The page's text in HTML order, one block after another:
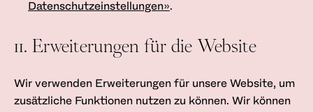
Datenschutzeinstellungen».
11. Erweiterungen für die Website
Wir verwenden Erweiterungen für unsere Website, um
zusätzliche Funktionen nutzen zu können. Wir können